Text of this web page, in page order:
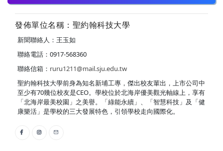
發佈單位名稱：聖約翰科技大學
新聞聯絡人：王玉如
聯絡電話：0917-568360
聯絡信箱： ruru1211@mail.sju.edu.tw
聖約翰科技大學前身為知名新埔工專，傑出校友輩出，上市公司中
至少有70幾位校友是CEO。學校位於北海岸優美觀光軸線上，享有
「北海岸最美校園」之美譽。「綠能永續」、「智慧科技」及「健
康樂活」是學校的三大發展特色，引領學校走向國際化。